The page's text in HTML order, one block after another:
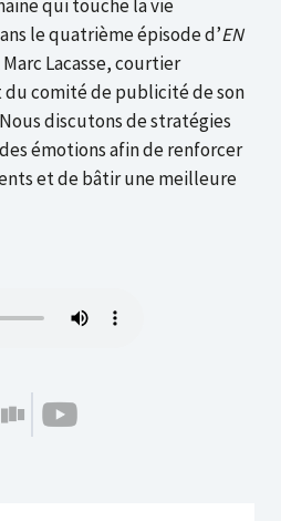
qui touche la vie
le quatrième épisode d’EN
Lacasse, courtier
comité de publicité de son
discutons de stratégies
émotions afin de renforcer
et de bâtir une meilleure
de podcast préférée